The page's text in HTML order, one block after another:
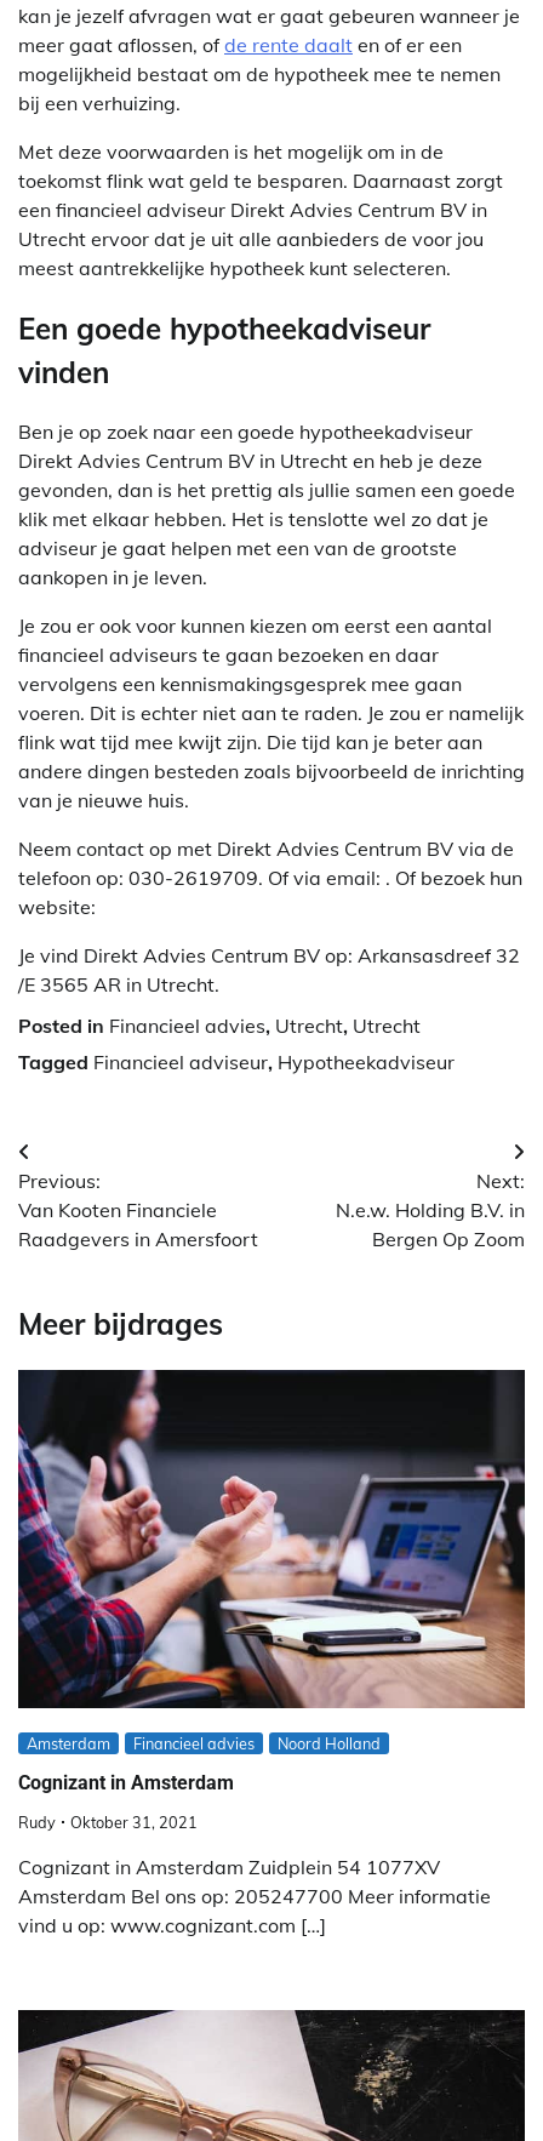
kan je jezelf afvragen wat er gaat gebeuren wanneer je
meer gaat aflossen, ofde rente daalt en of er een
mogelijkheid bestaat om de hypotheek mee te nemen
bij een verhuizing.
Met deze voorwaarden is het mogelijk om in de
toekomst flink wat geld te besparen. Daarnaast zorgt
een financieel adviseur Direkt Advies Centrum BV in
Utrecht ervoor dat je uit alle aanbieders de voor jou
meest aantrekkelijke hypotheek kunt selecteren.
Een goede hypotheekadviseur
vinden
Ben je op zoek naar een goede hypotheekadviseur
Direkt Advies Centrum BV in Utrecht en heb je deze
gevonden, dan is het prettig als jullie samen een goede
klik met elkaar hebben. Het is tenslotte wel zo dat je
adviseur je gaat helpen met een van de grootste
aankopen in je leven.
Je zou er ook voor kunnen kiezen om eerst een aantal
financieel adviseurs te gaan bezoeken en daar
vervolgens een kennismakingsgesprek mee gaan
voeren. Dit is echter niet aan te raden. Je zou er namelijk
flink wat tijd mee kwijt zijn. Die tijd kan je beter aan
andere dingen besteden zoals bijvoorbeeld de inrichting
van je nieuwe huis.
Neem contact op met Direkt Advies Centrum BV via de
telefoon op: 030-2619709. Of via email: . Of bezoek hun
website:
Je vind Direkt Advies Centrum BV op: Arkansasdreef 32
/E 3565 AR in Utrecht.
Posted in Financieel advies, Utrecht, Utrecht
Tagged Financieel adviseur, Hypotheekadviseur
Berichtnavigatie
Previous:
Van Kooten Financiele
Raadgevers in Amersfoort
Next:
N.e.w. Holding B.V. in
Bergen Op Zoom
Meer bijdrages
Amsterdam Financieel advies Noord Holland
Cognizant in Amsterdam
Rudy Oktober 31, 2021
Cognizant in Amsterdam Zuidplein 54 1077XV
Amsterdam Bel ons op: 205247700 Meer informatie
vind u op: www.cognizant.com […]